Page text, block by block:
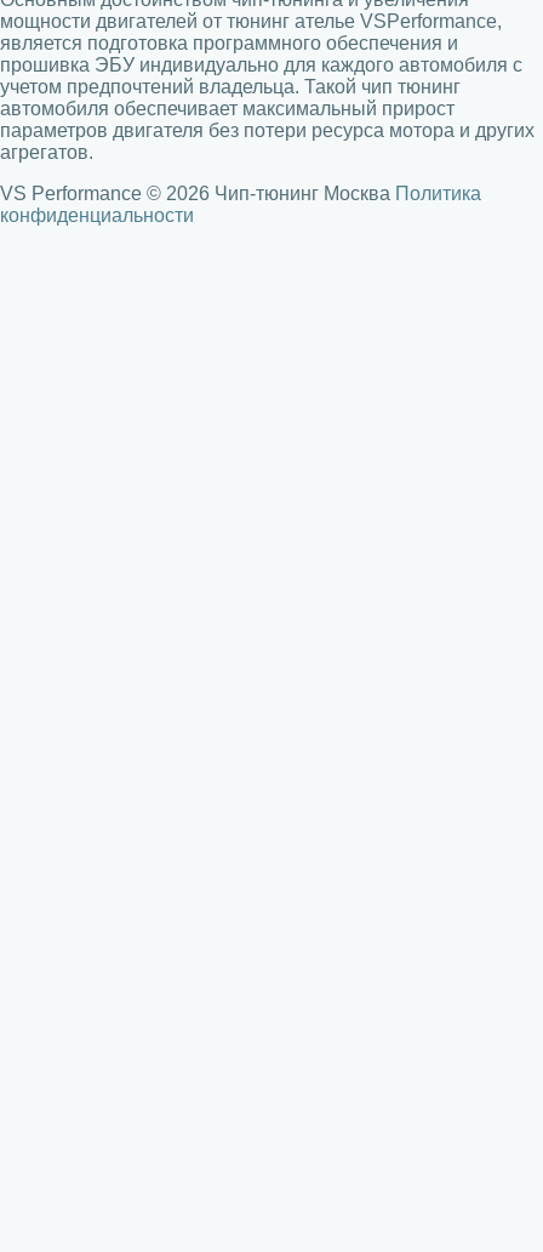
мощности двигателей от тюнинг ателье VSPerformance,
является подготовка программного обеспечения и
прошивка ЭБУ индивидуально для каждого автомобиля с
учетом предпочтений владельца. Такой чип тюнинг
автомобиля обеспечивает максимальный прирост
параметров двигателя без потери ресурса мотора и других
агрегатов.
VS Performance © 2026 Чип-тюнинг Москва Политика
конфиденциальности